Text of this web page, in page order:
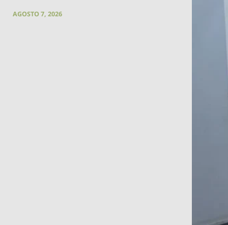
AGOSTO 7, 2026